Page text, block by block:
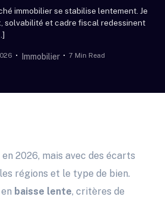
immobilier se stabilise lentement. Je
solvabilité et cadre fiscal redessinent
Immobilier 7 Min Read
2026, mais avec des écarts
régions et le type de bien.
baisse lente, critères de